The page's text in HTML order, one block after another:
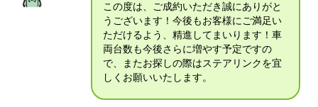
この度は、ご成約いただき誠にありがと
うございます！今後もお客様にご満足い
ただけるよう、精進してまいります！車
両台数も今後さらに増やす予定ですの
で、またお探しの際はステアリンクを宜
しくお願いいたします。